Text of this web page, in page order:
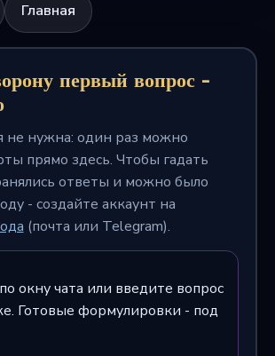
Главная
первый вопрос -
не нужна: один раз можно
прямо здесь. Чтобы гадать
ответы и можно было
- создайте аккаунт на
(почта или Telegram).
окну чата или введите вопрос
Готовые формулировки - под